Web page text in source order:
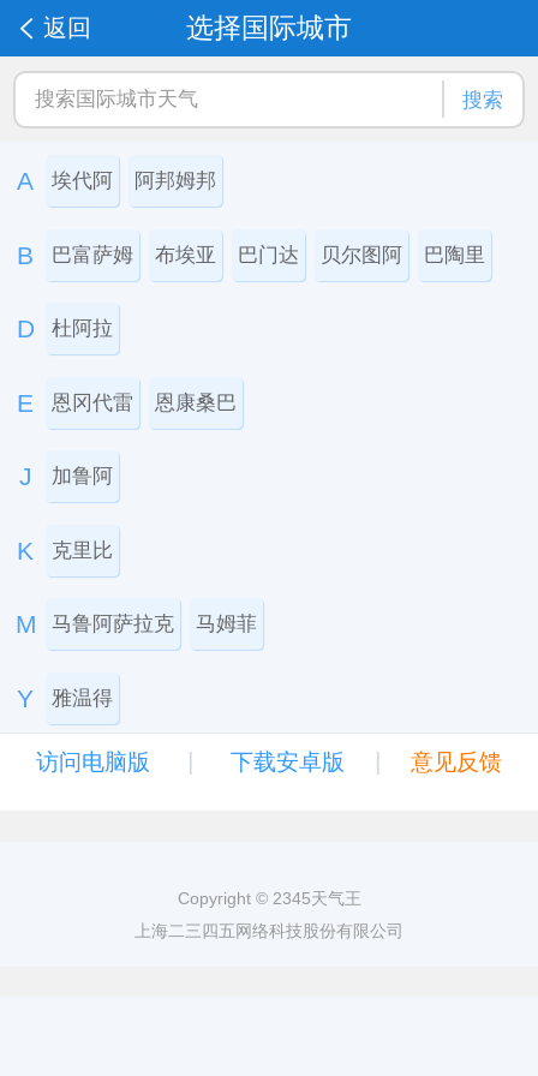
选择国际城市
返回
搜索
A 埃代阿 阿邦姆邦
B 巴富萨姆 布埃亚 巴门达 贝尔图阿 巴陶里
D 杜阿拉
E 恩冈代雷 恩康桑巴
J 加鲁阿
K 克里比
M 马鲁阿萨拉克 马姆菲
Y 雅温得
访问电脑版 | 下载安卓版 | 意见反馈
Copyright © 2345天气王
上海二三四五网络科技股份有限公司